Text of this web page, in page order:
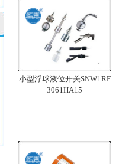
小型浮球液位开关SNW1RF
3061HA15